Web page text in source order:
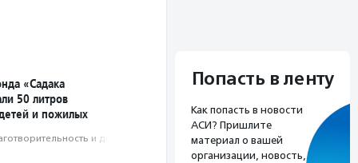
«Садака
50 литров
и пожилых
и доброволь­чест­во
Попасть в ленту
Как попасть в новости
АСИ? Пришлите
материал о вашей
организации, новость,